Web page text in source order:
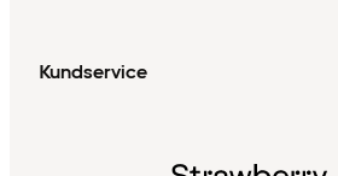
Kundservice